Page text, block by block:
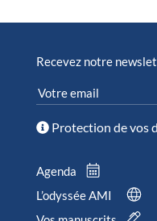
Recevez notre
Protection de vos
Agenda
L’odyssée AMI